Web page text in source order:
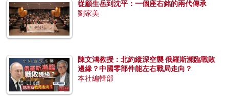
從顧生岳到沈平：一個座右銘的兩代傳承
劉家美
陳文鴻教授：北約縱深空襲 俄羅斯瀕臨戰敗
邊緣？中國零部件能左右戰局走向？
本社編輯部